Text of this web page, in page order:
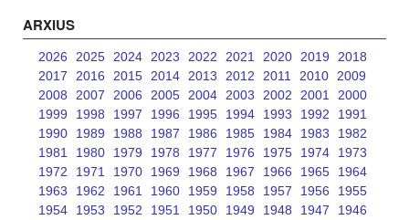
ARXIUS
2026 2025 2024 2023 2022 2021 2020 2019
2018
2017
2016 2015 2014 2013 2012 2011 2010
2009
2008
2007 2006 2005 2004 2003 2002 2001
2000
1999
1998 1997 1996 1995 1994 1993 1992
1991
1990
1989 1988 1987 1986 1985 1984 1983
1982
1981
1980 1979 1978 1977 1976 1975 1974
1973
1972
1971 1970 1969 1968 1967 1966 1965
1964
1963
1962 1961 1960 1959 1958 1957 1956
1955
1954
1953 1952 1951 1950 1949 1948 1947
1946